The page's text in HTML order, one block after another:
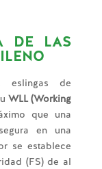
DE LAS
eslingas de
WLL (Working
que una
en una
se establece
(FS) de al